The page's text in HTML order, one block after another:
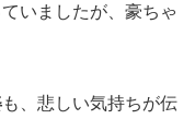
いましたが、豪ちゃ
も、悲しい気持ちが伝